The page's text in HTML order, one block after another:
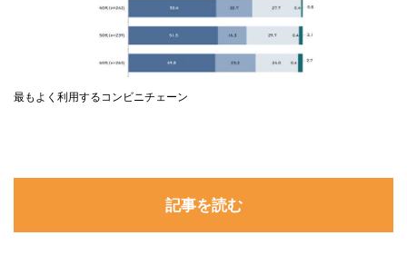
最もよく利用するコンビニチェーン
記事を読む